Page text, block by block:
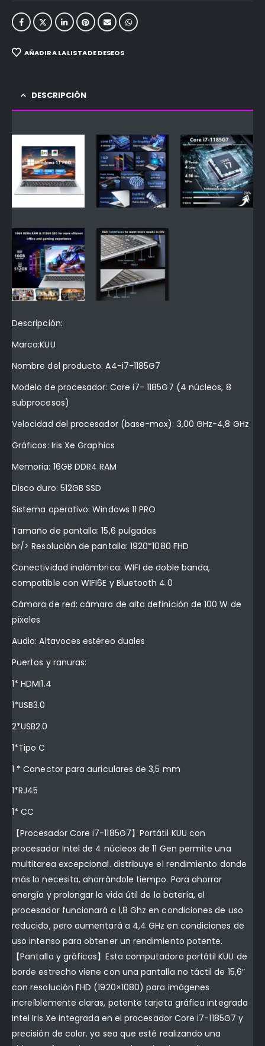
AÑADIR A LA LISTA DE DESEOS
DESCRIPCIÓN
Descripción:
Marca:KUU
Nombre del producto: A4-i7-1185G7
Modelo de procesador: Core i7- 1185G7 (4 núcleos, 8
subprocesos)
Velocidad del procesador (base-max): 3,00 GHz-4,8 GHz
Gráficos: Iris Xe Graphics
Memoria: 16GB DDR4 RAM
Disco duro: 512GB SSD
Sistema operativo: Windows 11 PRO
Tamaño de pantalla: 15,6 pulgadas
br/> Resolución de pantalla: 1920*1080 FHD
Conectividad inalámbrica: WIFI de doble banda,
compatible con WIFI6E y Bluetooth 4.0
Cámara de red: cámara de alta definición de 100 W de
píxeles
Audio: Altavoces estéreo duales
Puertos y ranuras:
1* HDMI1.4
1*USB3.0
2*USB2.0
1*Tipo C
1 * Conector para auriculares de 3,5 mm
1*RJ45
1* CC
【Procesador Core i7-1185G7】Portátil KUU con
procesador Intel de 4 núcleos de 11 Gen permite una
multitarea excepcional. distribuye el rendimiento donde
más lo necesita, ahorrándole tiempo. Para ahorrar
energía y prolongar la vida útil de la batería, el
procesador funcionará a 1,8 Ghz en condiciones de uso
reducido, pero aumentará a 4,4 GHz en condiciones de
uso intenso para obtener un rendimiento potente.
【Pantalla y gráficos】Esta computadora portátil KUU de
borde estrecho viene con una pantalla no táctil de 15,6″
con resolución FHD (1920×1080) para imágenes
increíblemente claras, potente tarjeta gráfica integrada
Intel Iris Xe integrada en el procesador Core i7-1185G7 y
precisión de color. ya sea que esté realizando una